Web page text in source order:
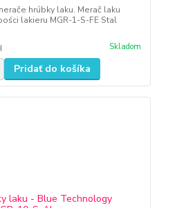
hrúbky laku. Merač laku
lakieru MGR-1-S-FE Stal
Skladom
Pridať do košíka